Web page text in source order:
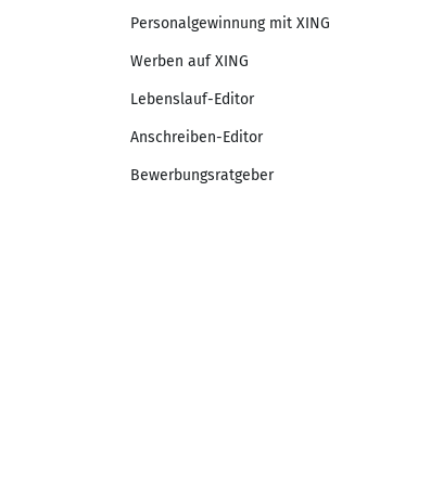
Personalgewinnung mit XING
Werben auf XING
Lebenslauf-Editor
Anschreiben-Editor
Bewerbungsratgeber